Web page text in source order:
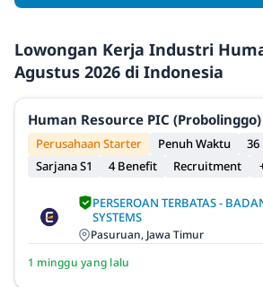
Lowongan Kerja Industri
Agustus 2026 di Indonesia
Human Resource PIC (Probolinggo)
Perusahaan Starter
Penuh Waktu
36
Sarjana S1
4 Benefit Recruitment
PERSEROAN TERBATAS -
SYSTEMS
Pasuruan, Jawa Timur
1 minggu yang lalu